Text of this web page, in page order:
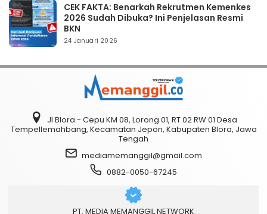
CEK FAKTA: Benarkah Rekrutmen Kemenkes
2026 Sudah Dibuka? Ini Penjelasan Resmi
BKN
24 Januari 2026
Jl Blora - Cepu KM 08, Lorong 01, RT 02 RW 01 Desa
Tempellemahbang, Kecamatan Jepon, Kabupaten Blora, Jawa
Tengah
mediamemanggil@gmail.com
0882-0050-67245
PT. MEDIA MEMANGGIL NETWORK